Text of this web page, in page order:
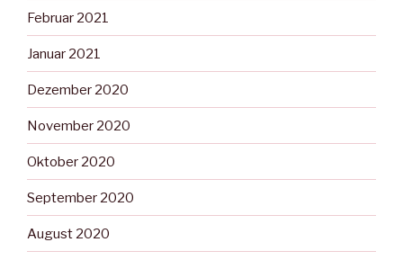
Februar 2021
Januar 2021
Dezember 2020
November 2020
Oktober 2020
September 2020
August 2020